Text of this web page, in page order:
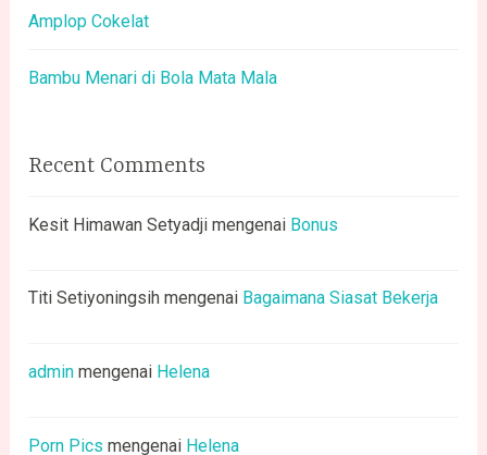
Amplop Cokelat
Bambu Menari di Bola Mata Mala
Recent Comments
Kesit Himawan Setyadji mengenai Bonus
Titi Setiyoningsih mengenai Bagaimana Siasat Bekerja
admin mengenai Helena
Porn Pics mengenai Helena